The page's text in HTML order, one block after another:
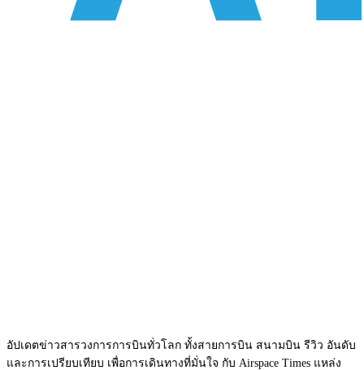
อัปเดตข่าวสารวงการการบินทั่วโลก ทั้งสายการบิน สนามบิน รีวิว อันดับ
และการเปรียบเทียบ เพื่อการเดินทางที่มั่นใจ กับ Airspace Times แหล่ง